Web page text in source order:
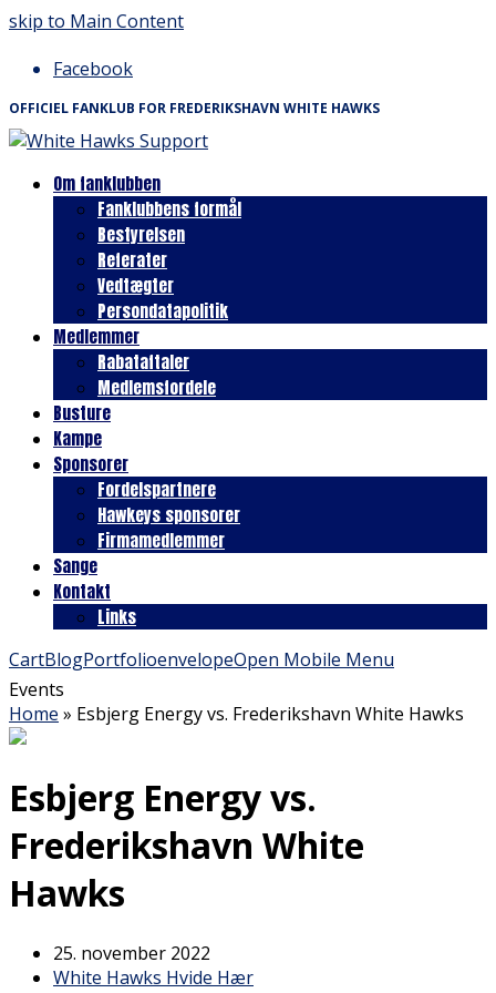
skip to Main Content
Facebook
OFFICIEL FANKLUB FOR FREDERIKSHAVN WHITE HAWKS
Om fanklubben
Fanklubbens formål
Bestyrelsen
Referater
Vedtægter
Persondatapolitik
Medlemmer
Rabataftaler
Medlemsfordele
Busture
Kampe
Sponsorer
Fordelspartnere
Hawkeys sponsorer
Firmamedlemmer
Sange
Kontakt
Links
CartBlogPortfolioenvelopeOpen Mobile Menu
Events
Home » Esbjerg Energy vs. Frederikshavn White Hawks
Esbjerg Energy vs.
Frederikshavn White
Hawks
25. november 2022
White Hawks Hvide Hær